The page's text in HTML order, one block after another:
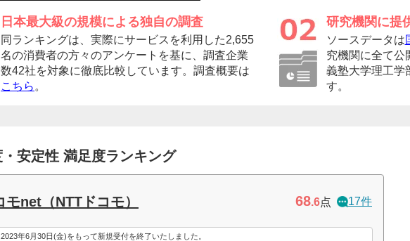
日本最大級の規模による独自の調査
同ランキングは、実際にサービスを利用した2,655
名の消費者の方々のアンケートを基に、調査企業
数42社を対象に徹底比較しています。調査概要は
こちら 。
研究機関に提
ソースデータは
究機関に全て公
義塾大学理工学
す。
安定性 満足度ランキング
モnet（NTTドコモ） 68.6点 17件
年6月30日(金)をもって新規受付を終了いたしました。